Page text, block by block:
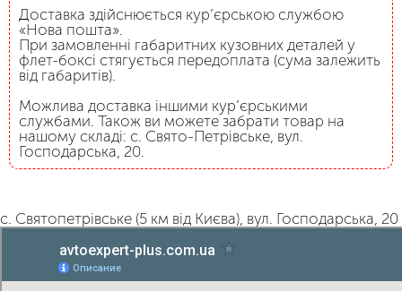
Доставка здійснюється кур’єрською службою
«Нова пошта».
При замовленні габаритних кузовних деталей у
флет-боксі стягується передоплата (сума залежить
від габаритів).
Можлива доставка іншими кур’єрськими
службами. Також ви можете забрати товар на
нашому складі: с. Свято-Петрівське, вул.
Господарська, 20.
с. Святопетрівське (5 км від Києва), вул. Господарська, 20